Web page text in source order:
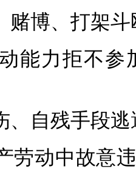
博、打架斗
力拒不参
自残手段逃
动中故意违